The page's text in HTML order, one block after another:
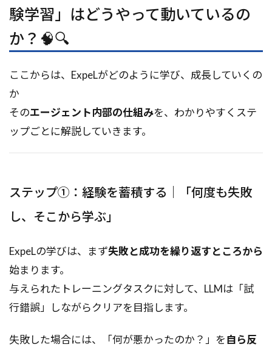
験学習」はどうやって動いているの
か？🧠🔍
ここからは、ExpeLがどのように学び、成長していくの
か――
そのエージェント内部の仕組みを、わかりやすくステ
ップごとに解説していきます。
ステップ①：経験を蓄積する｜「何度も失敗
し、そこから学ぶ」
ExpeLの学びは、まず失敗と成功を繰り返すところから
始まります。
与えられたトレーニングタスクに対して、LLMは「試
行錯誤」しながらクリアを目指します。
失敗した場合には、「何が悪かったのか？」を自ら反